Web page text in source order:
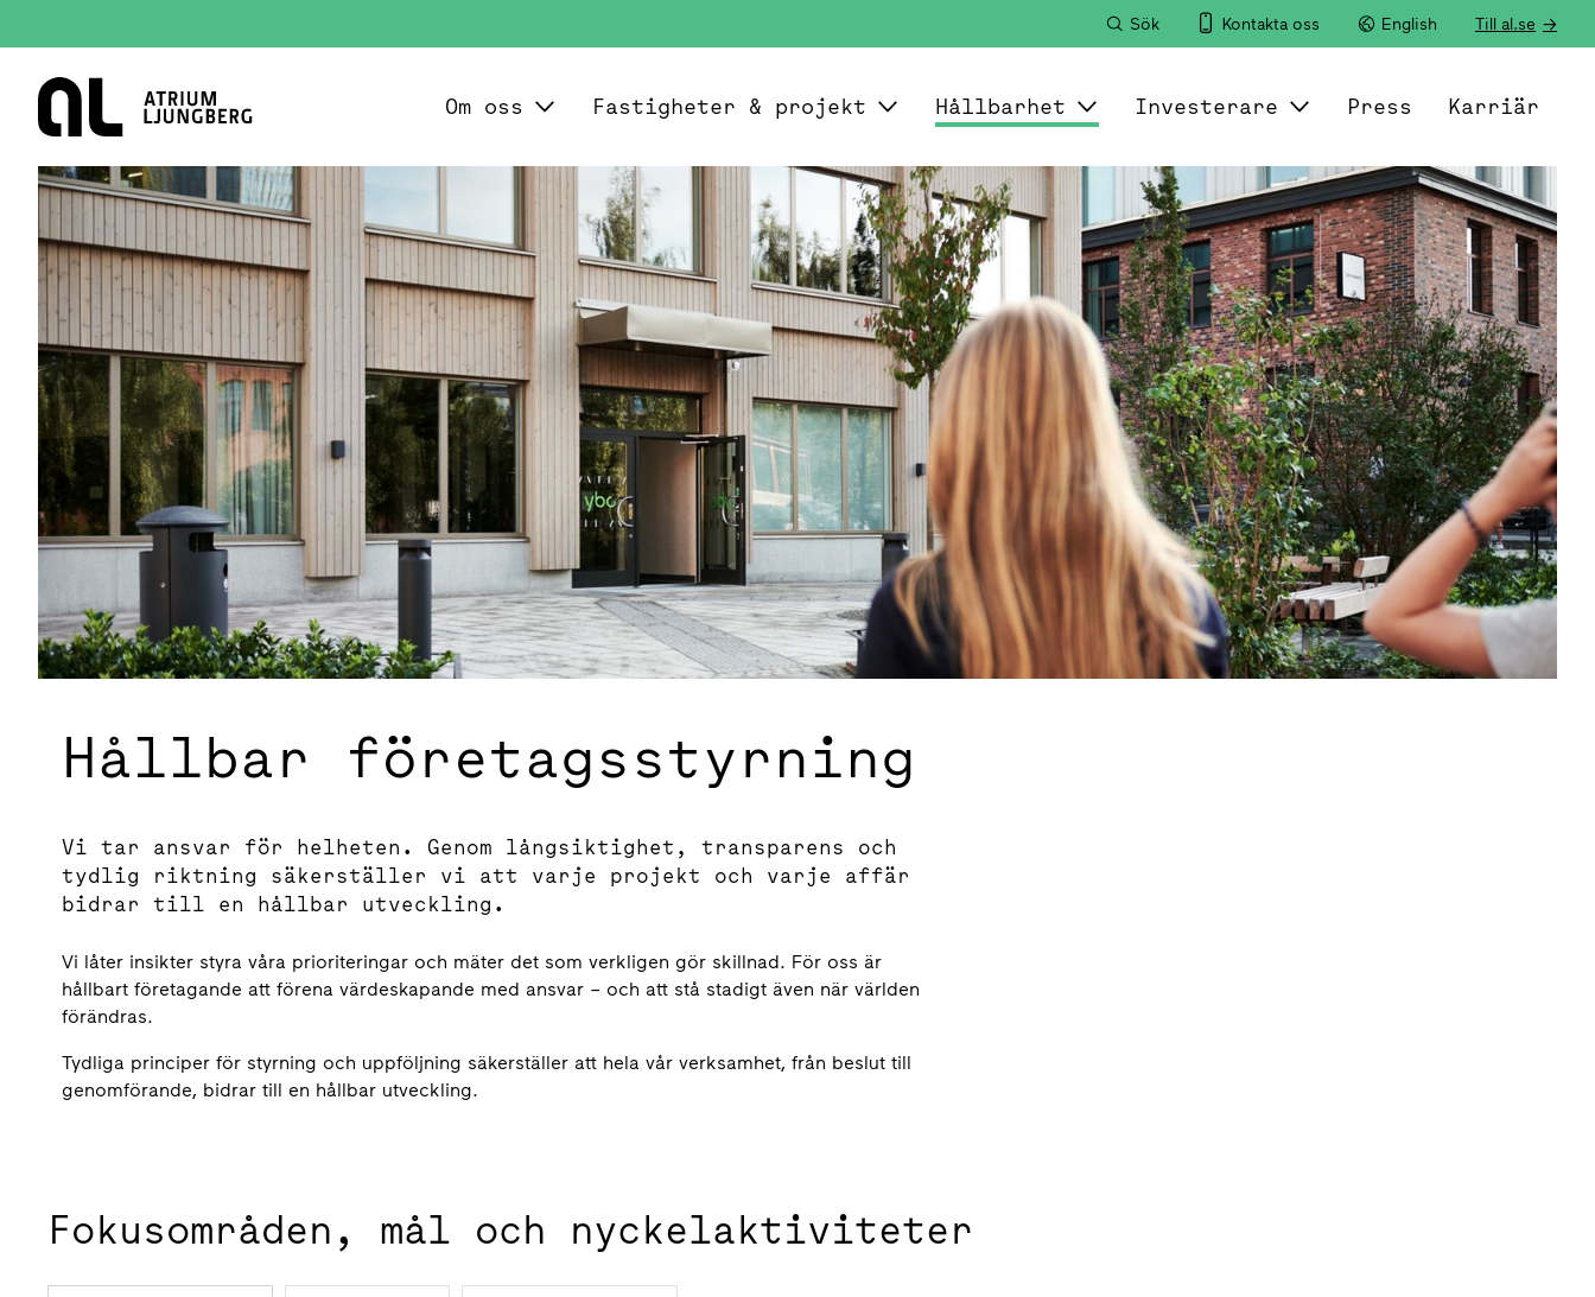
Sök Kontakta oss English Till al.se
Hem
Om oss Fastigheter & projekt Hållbarhet Investerare Press Karriär
Hållbar företagsstyrning
Vi tar ansvar för helheten. Genom långsiktighet, transparens och
tydlig riktning säkerställer vi att varje projekt och varje affär
bidrar till en hållbar utveckling.
Vi låter insikter styra våra prioriteringar och mäter det som verkligen gör skillnad. För oss är
hållbart företagande att förena värdeskapande med ansvar – och att stå stadigt även när världen
förändras.
Tydliga principer för styrning och uppföljning säkerställer att hela vår verksamhet, från beslut till
genomförande, bidrar till en hållbar utveckling.
Fokusområden, mål och nyckelaktiviteter